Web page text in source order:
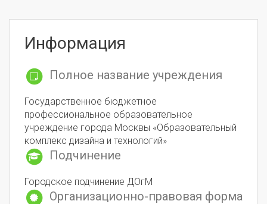
Информация
Полное название учреждения
Государственное бюджетное
профессиональное образовательное
учреждение города Москвы «Образовательный
комплекс дизайна и технологий»
Подчинение
Городское подчинение ДОгМ
Организационно-правовая форма